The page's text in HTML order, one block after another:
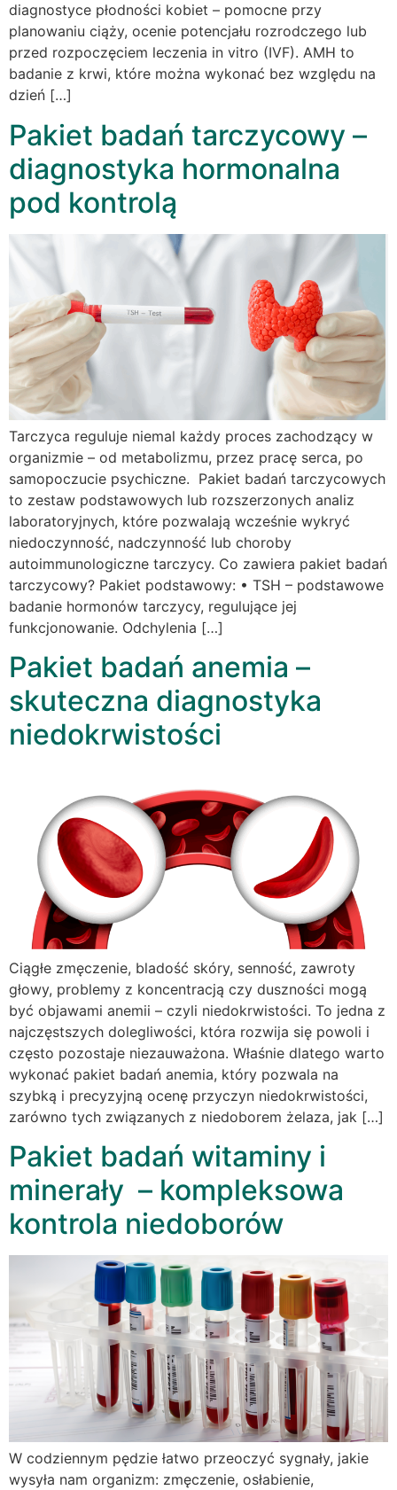
diagnostyce płodności kobiet – pomocne przy
planowaniu ciąży, ocenie potencjału rozrodczego lub
przed rozpoczęciem leczenia in vitro (IVF). AMH to
badanie z krwi, które można wykonać bez względu na
dzień […]
Pakiet badań tarczycowy –
diagnostyka hormonalna
pod kontrolą
Tarczyca reguluje niemal każdy proces zachodzący w
organizmie – od metabolizmu, przez pracę serca, po
samopoczucie psychiczne. Pakiet badań tarczycowych
to zestaw podstawowych lub rozszerzonych analiz
laboratoryjnych, które pozwalają wcześnie wykryć
niedoczynność, nadczynność lub choroby
autoimmunologiczne tarczycy. Co zawiera pakiet badań
tarczycowy? Pakiet podstawowy: • TSH – podstawowe
badanie hormonów tarczycy, regulujące jej
funkcjonowanie. Odchylenia […]
Pakiet badań anemia –
skuteczna diagnostyka
niedokrwistości
Ciągłe zmęczenie, bladość skóry, senność, zawroty
głowy, problemy z koncentracją czy duszności mogą
być objawami anemii – czyli niedokrwistości. To jedna z
najczęstszych dolegliwości, która rozwija się powoli i
często pozostaje niezauważona. Właśnie dlatego warto
wykonać pakiet badań anemia, który pozwala na
szybką i precyzyjną ocenę przyczyn niedokrwistości,
zarówno tych związanych z niedoborem żelaza, jak […]
Pakiet badań witaminy i
minerały – kompleksowa
kontrola niedoborów
W codziennym pędzie łatwo przeoczyć sygnały, jakie
wysyła nam organizm: zmęczenie, osłabienie,